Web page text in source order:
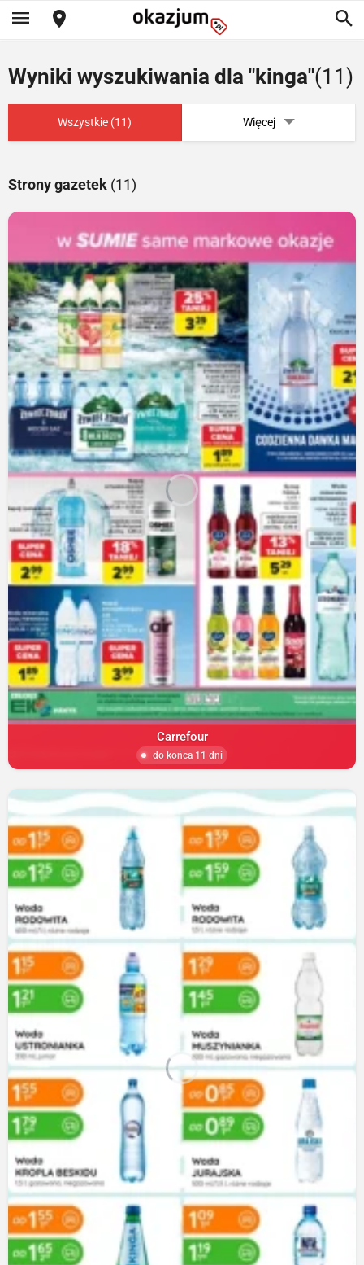
Wyniki wyszukiwania dla "kinga"(11)
Wszystkie (11) Więcej
Strony gazetek (11)
Carrefour
do końca 11 dni